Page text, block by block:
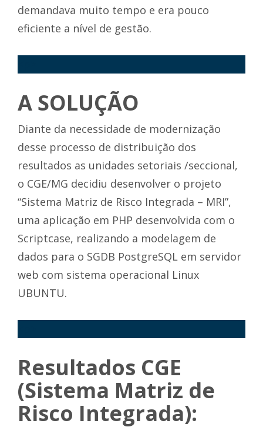
demandava muito tempo e era pouco
eficiente a nível de gestão.
A SOLUÇÃO
Diante da necessidade de modernização
desse processo de distribuição dos
resultados as unidades setoriais /seccional,
o CGE/MG decidiu desenvolver o projeto
“Sistema Matriz de Risco Integrada – MRI”,
uma aplicação em PHP desenvolvida com o
Scriptcase, realizando a modelagem de
dados para o SGDB PostgreSQL em servidor
web com sistema operacional Linux
UBUNTU.
Resultados CGE
(Sistema Matriz de
Risco Integrada):